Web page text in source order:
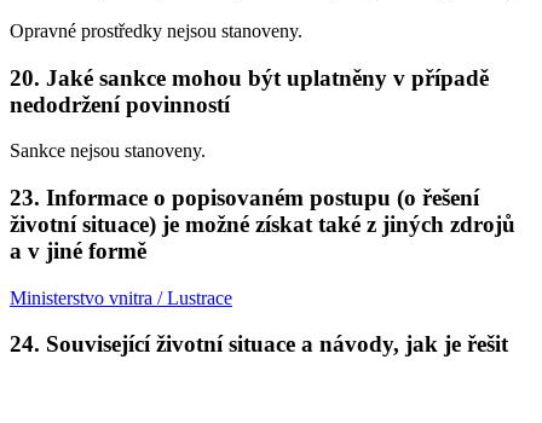
Opravné prostředky nejsou stanoveny.
20. Jaké sankce mohou být uplatněny v případě
nedodržení povinností
Sankce nejsou stanoveny.
23. Informace o popisovaném postupu (o řešení
životní situace) je možné získat také z jiných zdrojů
a v jiné formě
Ministerstvo vnitra / Lustrace
24. Související životní situace a návody, jak je řešit